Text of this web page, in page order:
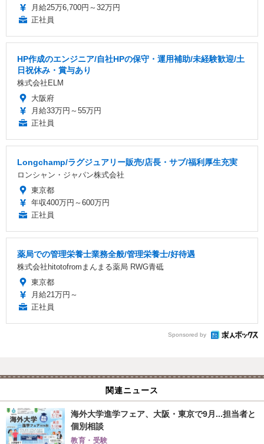
月給25万6,700円～32万円
正社員
HP作成のエンジニア/自社HPの保守・運用補助/未経験歓迎/土
日祝休み・賞与あり
株式会社ELM
大阪府
月給33万円～55万円
正社員
Longchamp/ラグジュアリー販売/店長・サブ/福利厚生充実
ロンシャン・ジャパン株式会社
東京都
年収400万円～600万円
正社員
薬局での管理栄養士業務全般/管理栄養士/好待遇
株式会社hitotofromまんまる薬局 RWG青砥
東京都
月給21万円～
正社員
Sponsored by
関連ニュース
海外大学進学フェア、大阪・東京で9月...担当者と
個別相談
教育・受験